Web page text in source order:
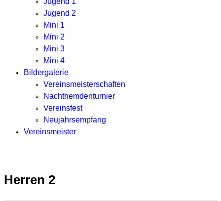
Jugend 2
Mini 1
Mini 2
Mini 3
Mini 4
Bildergalerie
Vereinsmeisterschaften
Nachthemdenturnier
Vereinsfest
Neujahrsempfang
Vereinsmeister
Herren 2